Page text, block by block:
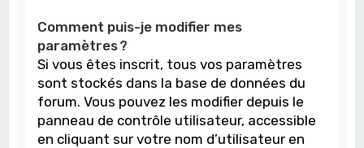
Comment puis-je modifier mes
paramètres ?
Si vous êtes inscrit, tous vos paramètres
sont stockés dans la base de données du
forum. Vous pouvez les modifier depuis le
panneau de contrôle utilisateur, accessible
en cliquant sur votre nom d’utilisateur en